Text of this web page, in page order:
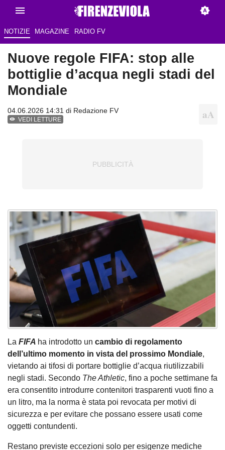
NOTIZIE MAGAZINE RADIO FV
Nuove regole FIFA: stop alle
bottiglie d’acqua negli stadi del
Mondiale
04.06.2026 14:31 di Redazione FV
VEDI LETTURE
La FIFA ha introdotto un cambio di regolamento
dell’ultimo momento in vista del prossimo Mondiale,
vietando ai tifosi di portare bottiglie d’acqua riutilizzabili
negli stadi. Secondo The Athletic, fino a poche settimane fa
era consentito introdurre contenitori trasparenti vuoti fino a
un litro, ma la norma è stata poi revocata per motivi di
sicurezza e per evitare che possano essere usati come
oggetti contundenti.
Restano previste eccezioni solo per esigenze mediche